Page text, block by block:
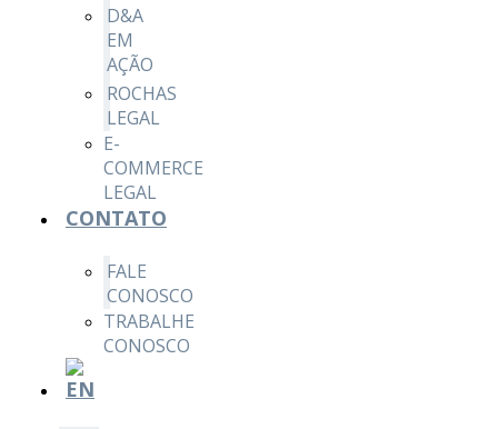
D&A
EM
AÇÃO
ROCHAS
LEGAL
E-
COMMERCE
LEGAL
CONTATO
FALE
CONOSCO
TRABALHE
CONOSCO